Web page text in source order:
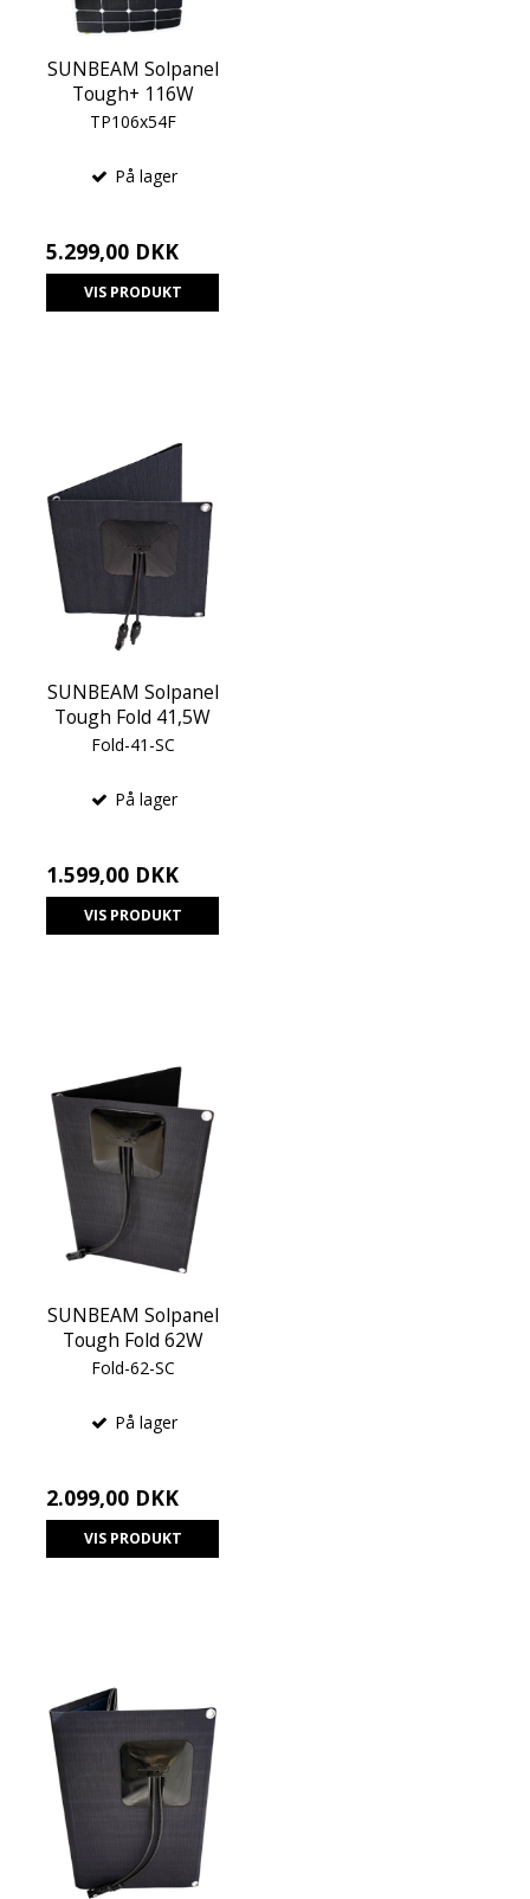
SUNBEAM Solpanel
Tough+ 116W
TP106x54F
På lager
5.299,00 DKK
VIS PRODUKT
SUNBEAM Solpanel
Tough Fold 41,5W
Fold-41-SC
På lager
1.599,00 DKK
VIS PRODUKT
SUNBEAM Solpanel
Tough Fold 62W
Fold-62-SC
På lager
2.099,00 DKK
VIS PRODUKT